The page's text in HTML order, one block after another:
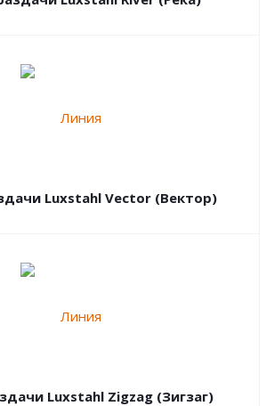
Luxstahl Vector (Вектор)
Luxstahl Zigzag (Зигзаг)